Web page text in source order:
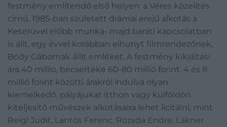
festmény említendő első helyen: a Véres közelítés
című, 1985-ban született drámai erejű alkotás a
Keserüvel előbb munka- majd baráti kapcsolatban
is állt, egy évvel korábban elhunyt filmrendezőnek,
Bódy Gábornak állít emléket. A festmény kikiáltási
ára 40 millió, becsértéke 60-80 millió forint. 4 és 8
millió forint közötti árakról indulva olyan
kiemelkedő, pályájukat itthon vagy külföldön
kiteljesítő művészek alkotásaira lehet licitálni, mint
Reigl Judit, Lantos Ferenc, Rozsda Endre, Lakner